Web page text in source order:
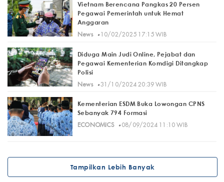
Vietnam Berencana Pangkas 20 Persen
Pegawai Pemerintah untuk Hemat
Anggaran
News· 10/02/2025 17:15 WIB
Diduga Main Judi Online, Pejabat dan
Pegawai Kementerian Komdigi Ditangkap
Polisi
News· 31/10/2024 20:39 WIB
Kementerian ESDM Buka Lowongan CPNS
Sebanyak 794 Formasi
ECONOMICS· 08/09/2024 11:10 WIB
Tampilkan Lebih Banyak